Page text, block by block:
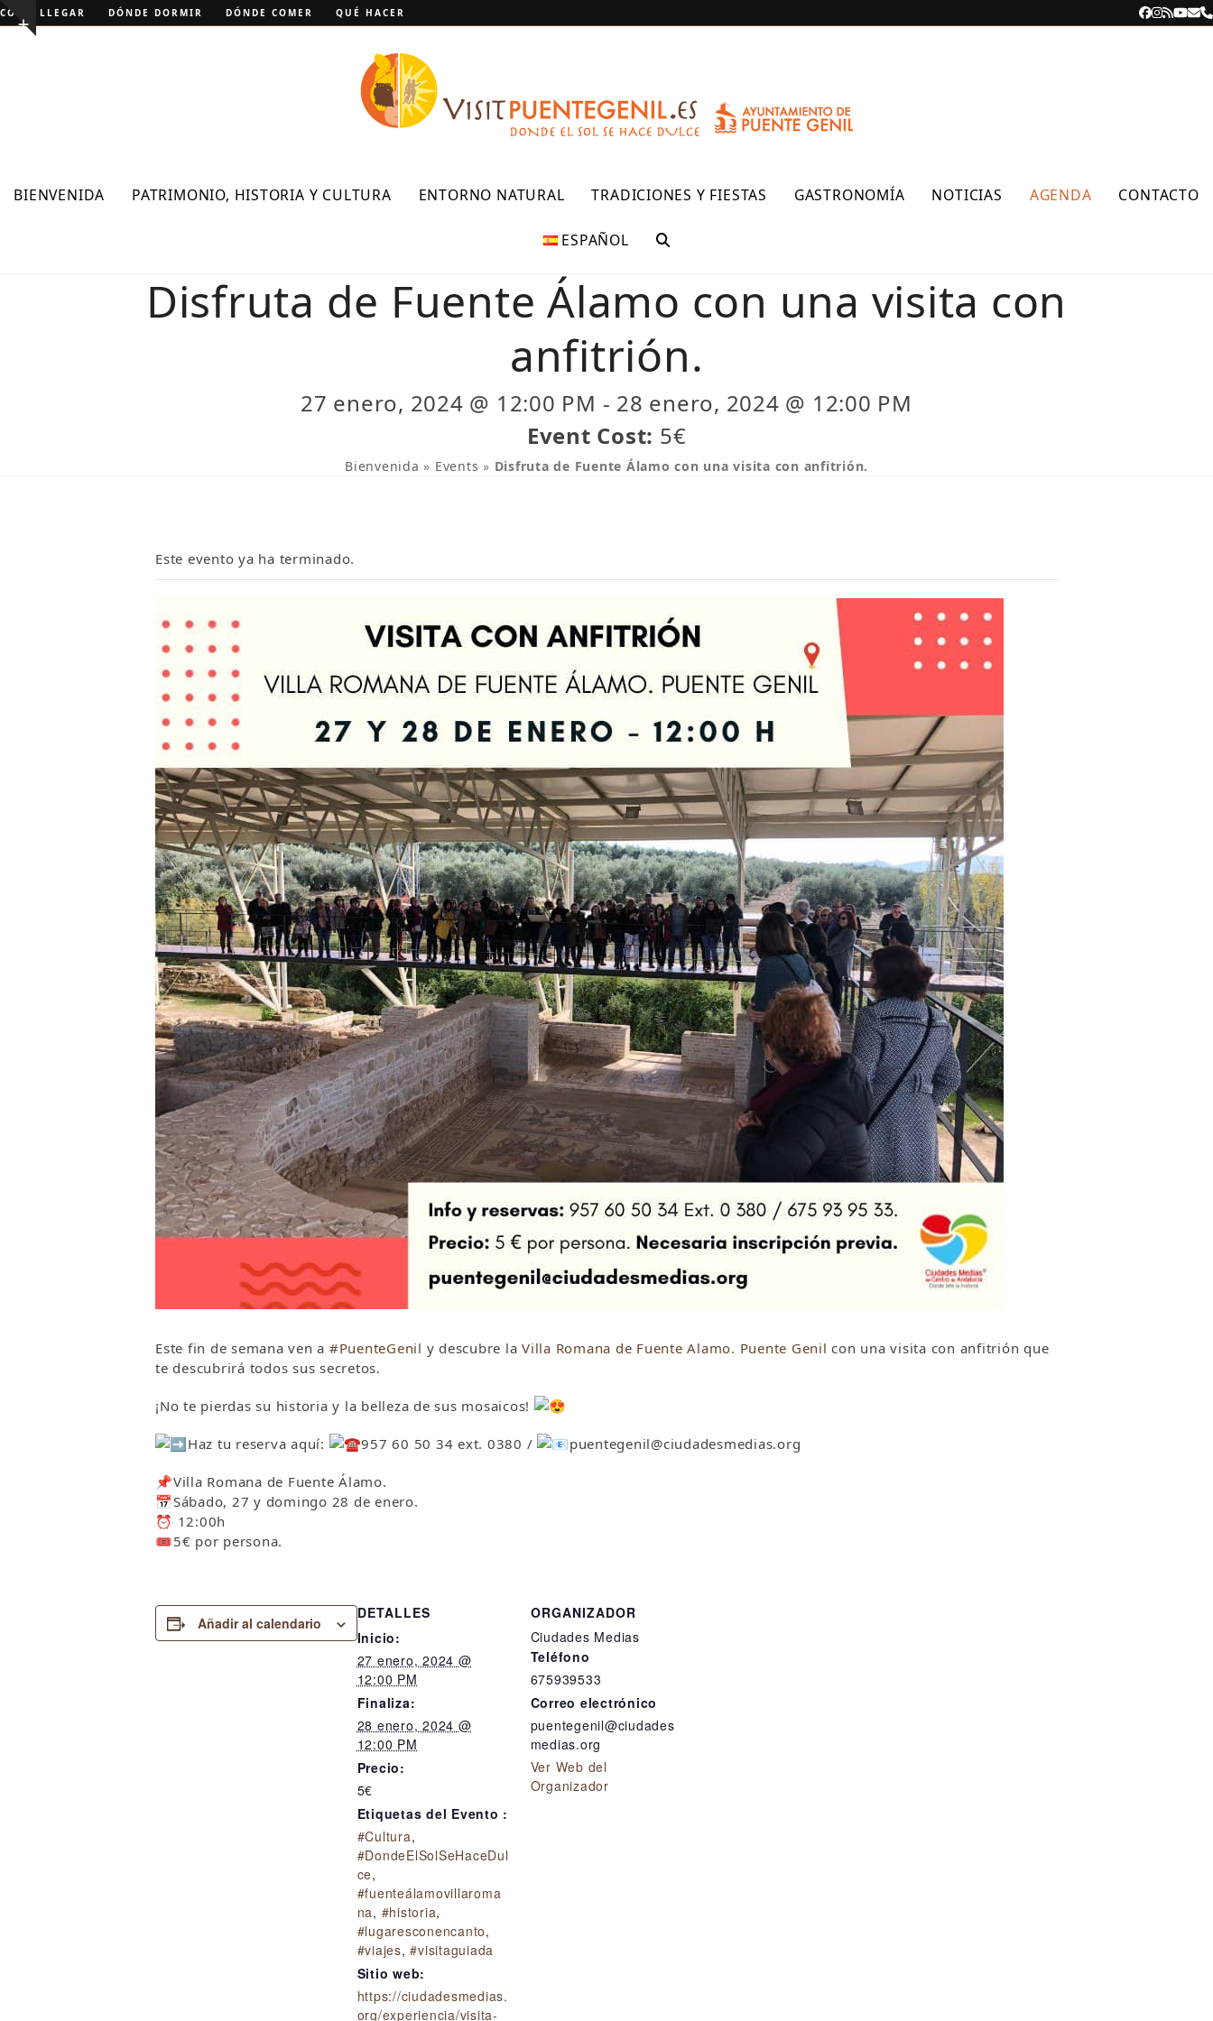
Skip
to Show
CÓMO LLEGAR DÓNDE DORMIR DÓNDE COMER QUÉ HACER Facebook
RSS
BIENVENIDA PATRIMONIO, HISTORIA Y CULTURA ENTORNO NATURAL TRADICIONES Y FIESTAS GASTRONOMÍA NOTICIAS AGENDA CONTACTO
ESPAÑOL
Disfruta de Fuente Álamo con una visita con
anfitrión.
27 enero, 2024 @ 12:00 PM - 28 enero, 2024 @ 12:00 PM
Event Cost: 5€
Bienvenida » Events » Disfruta de Fuente Álamo con una visita con anfitrión.
Este evento ya ha terminado.
Este fin de semana ven a #PuenteGenil y descubre la Villa Romana de Fuente Alamo. Puente Genil con una visita con anfitrión que
te descubrirá todos sus secretos.
¡No te pierdas su historia y la belleza de sus mosaicos!
Haz tu reserva aquí: 957 60 50 34 ext. 0380 / puentegenil@ciudadesmedias.org
📌Villa Romana de Fuente Álamo.
📅Sábado, 27 y domingo 28 de enero.
⏰ 12:00h
🎟5€ por persona.
Añadir al calendario
DETALLES
Inicio:
27 enero, 2024 @
12:00 PM
Finaliza:
28 enero, 2024 @
12:00 PM
Precio:
5€
Etiquetas del Evento :
#Cultura,
#DondeElSolSeHaceDul
ce,
#fuenteálamovillaroma
na, #historia,
#lugaresconencanto,
#viajes,#visitaguiada
Sitio web:
https://ciudadesmedias.
org/experiencia/visita-
ORGANIZADOR
Ciudades Medias
Teléfono
675939533
Correo electrónico
puentegenil@ciudades
medias.org
Ver Web del
Organizador